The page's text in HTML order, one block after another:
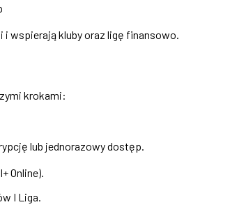
wspierają kluby oraz ligę finansowo.
krokami:
lub jednorazowy dostęp.
Online).
I Liga.